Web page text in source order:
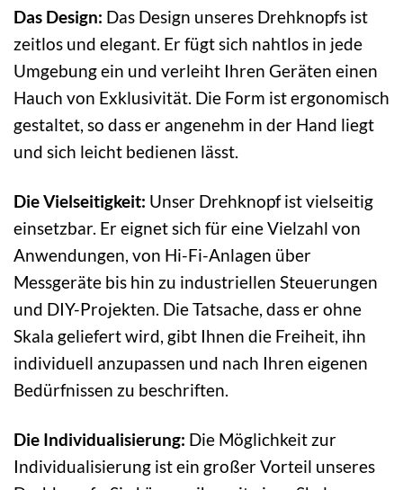
Das Design: Das Design unseres Drehknopfs ist
zeitlos und elegant. Er fügt sich nahtlos in jede
Umgebung ein und verleiht Ihren Geräten einen
Hauch von Exklusivität. Die Form ist ergonomisch
gestaltet, so dass er angenehm in der Hand liegt
und sich leicht bedienen lässt.
Die Vielseitigkeit: Unser Drehknopf ist vielseitig
einsetzbar. Er eignet sich für eine Vielzahl von
Anwendungen, von Hi-Fi-Anlagen über
Messgeräte bis hin zu industriellen Steuerungen
und DIY-Projekten. Die Tatsache, dass er ohne
Skala geliefert wird, gibt Ihnen die Freiheit, ihn
individuell anzupassen und nach Ihren eigenen
Bedürfnissen zu beschriften.
Die Individualisierung: Die Möglichkeit zur
Individualisierung ist ein großer Vorteil unseres